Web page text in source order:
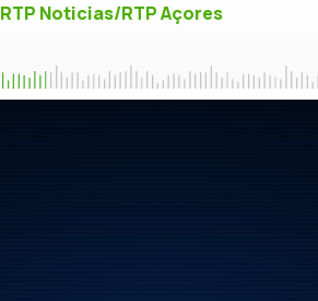
RTP Noticias/RTP Açores